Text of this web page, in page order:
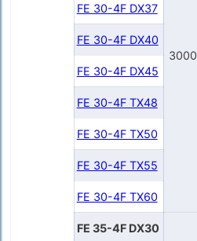
3000
FE 30-4F DX37
FE 30-4F DX40
FE 30-4F DX45
FE 30-4F TX48
FE 30-4F TX50
FE 30-4F TX55
FE 30-4F TX60
FE 35-4F DX30